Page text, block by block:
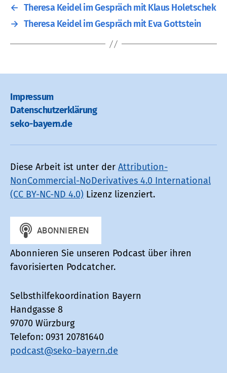
← Theresa Keidel im Gespräch mit Klaus Holetschek
→ Theresa Keidel im Gespräch mit Eva Gottstein
Impressum
Datenschutz­erklärung
seko-bayern.de
Diese Arbeit ist unter der Attribution-
NonCommercial-NoDerivatives 4.0 International
(CC BY-NC-ND 4.0) Lizenz lizenziert.
Abonnieren Sie unseren Podcast über ihren
favorisierten Podcatcher.
Selbsthilfekoordination Bayern
Handgasse 8
97070 Würzburg
Telefon: 0931 20781640
podcast@seko-bayern.de